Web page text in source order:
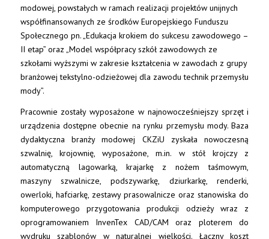
modowej, powstałych w ramach realizacji projektów unijnych
współfinansowanych ze środków Europejskiego Funduszu
Społecznego pn. „Edukacja krokiem do sukcesu zawodowego –
II etap” oraz „Model współpracy szkół zawodowych ze
szkołami wyższymi w zakresie kształcenia w zawodach z grupy
branżowej tekstylno-odzieżowej dla zawodu technik przemysłu
mody”.
Pracownie zostały wyposażone w najnowocześniejszy sprzęt i
urządzenia dostępne obecnie na rynku przemysłu mody. Baza
dydaktyczna branży modowej CKZiU zyskała nowoczesną
szwalnię, krojownię, wyposażone, m.in. w stół krojczy z
automatyczną lagowarką, krajarkę z nożem taśmowym,
maszyny szwalnicze, podszywarkę, dziurkarkę, renderki,
owerloki, hafciarkę, zestawy prasowalnicze oraz stanowiska do
komputerowego przygotowania produkcji odzieży wraz z
oprogramowaniem InvenTex CAD/CAM oraz ploterem do
wydruku szablonów w naturalnej wielkości. Łączny koszt